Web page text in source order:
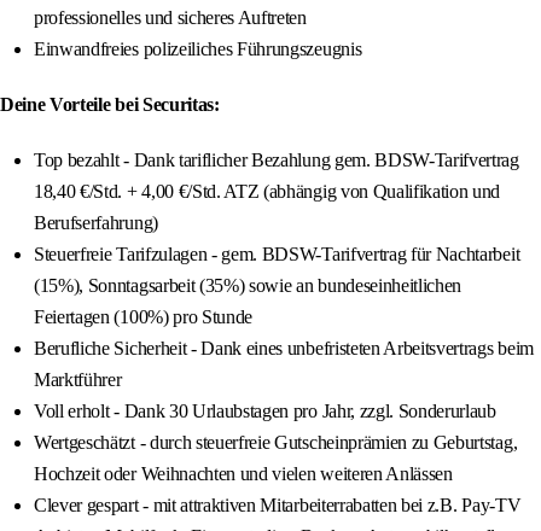
professionelles und sicheres Auftreten
Einwandfreies polizeiliches Führungszeugnis
Deine Vorteile bei Securitas:
Top bezahlt - Dank tariflicher Bezahlung gem. BDSW-Tarifvertrag
18,40 €/Std. + 4,00 €/Std. ATZ (abhängig von Qualifikation und
Berufserfahrung)
Steuerfreie Tarifzulagen - gem. BDSW-Tarifvertrag für Nachtarbeit
(15%), Sonntagsarbeit (35%) sowie an bundeseinheitlichen
Feiertagen (100%) pro Stunde
Berufliche Sicherheit - Dank eines unbefristeten Arbeitsvertrags beim
Marktführer
Voll erholt - Dank 30 Urlaubstagen pro Jahr, zzgl. Sonderurlaub
Wertgeschätzt - durch steuerfreie Gutscheinprämien zu Geburtstag,
Hochzeit oder Weihnachten und vielen weiteren Anlässen
Clever gespart - mit attraktiven Mitarbeiterrabatten bei z.B. Pay-TV